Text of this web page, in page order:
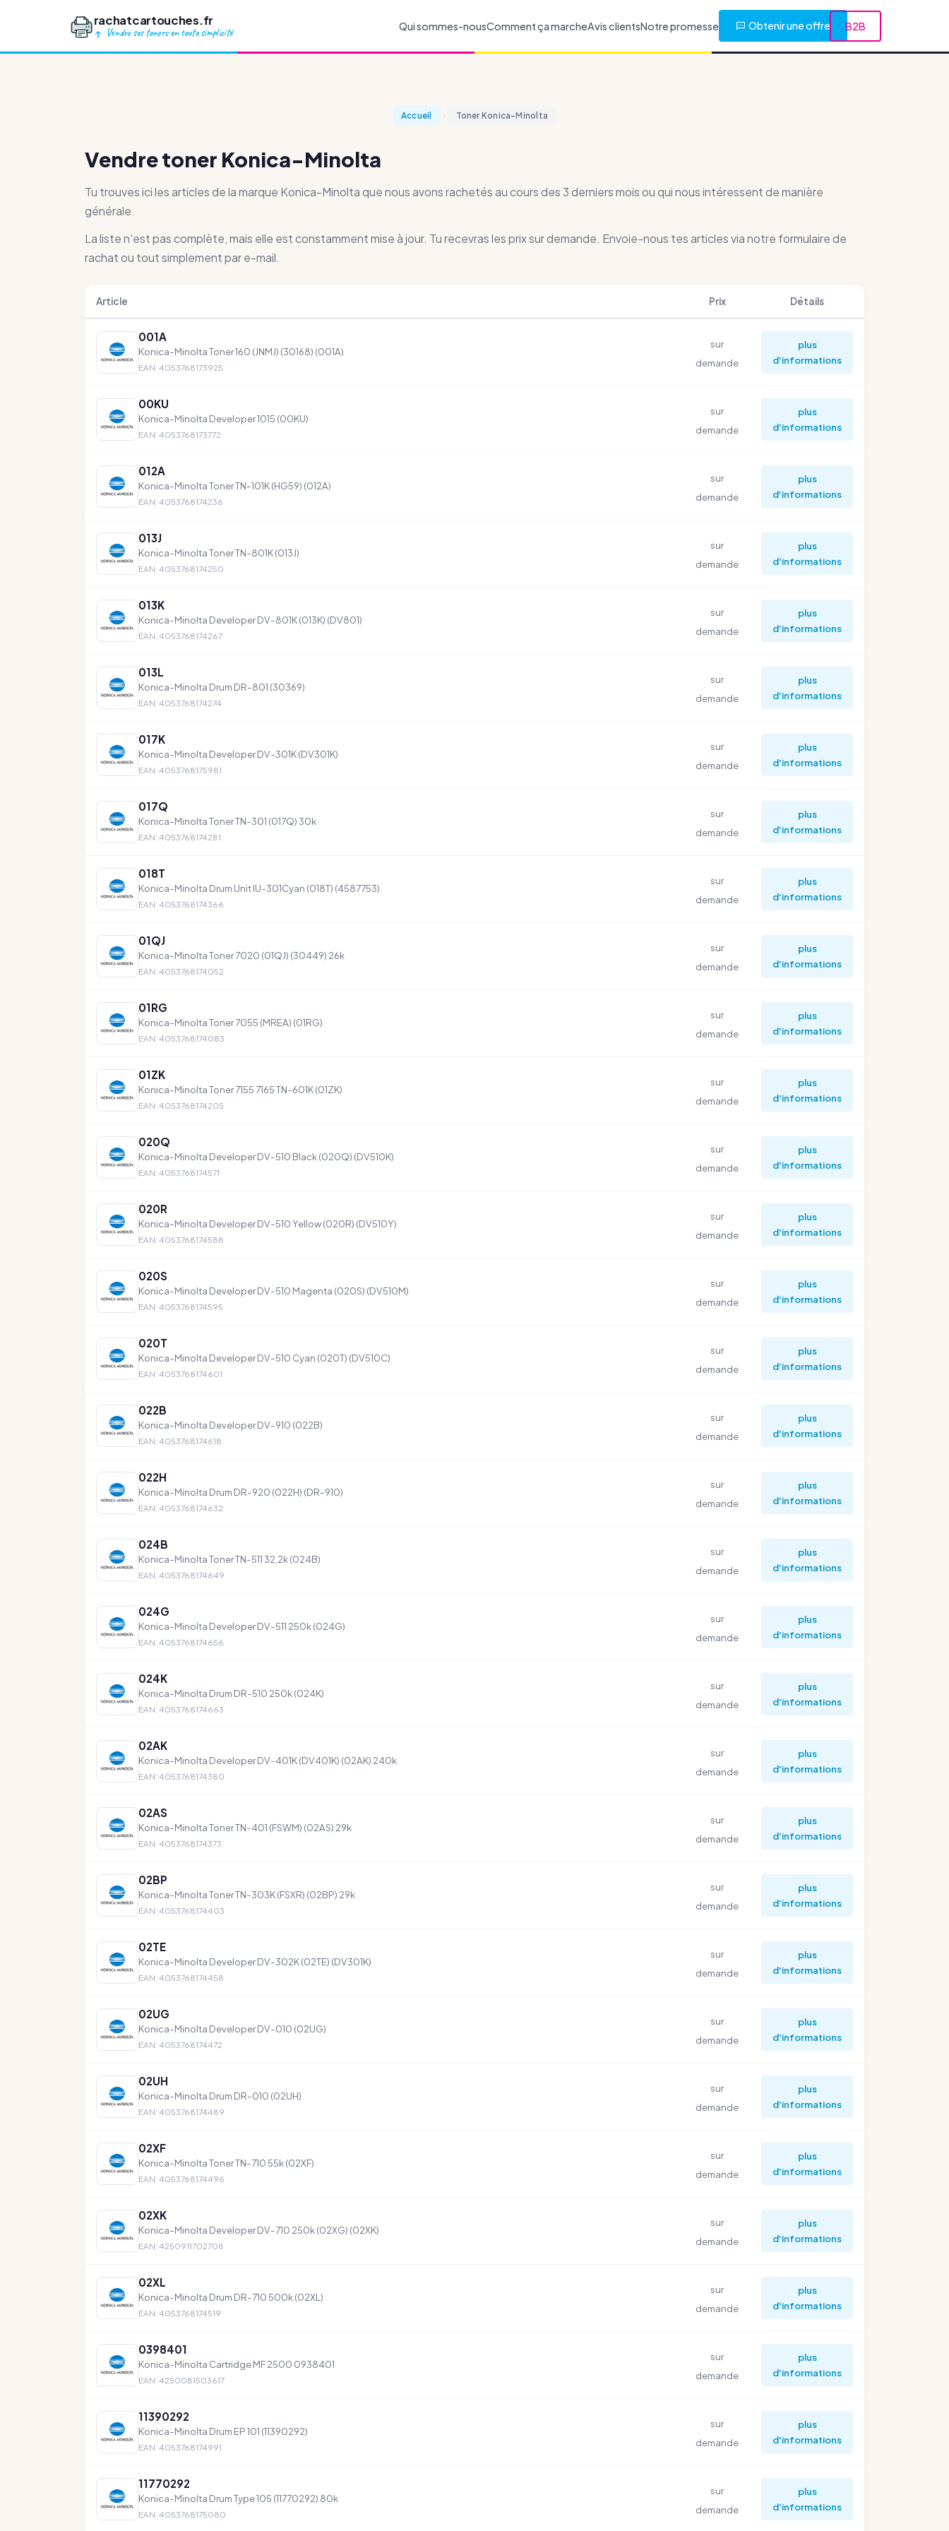
rachatcartouches.fr
Vendre ses toners en toute simplicité
Qui sommes-nousComment ça marcheAvis clientsNotre promesse Obtenir une offre B2B
Accueil Toner Konica-Minolta
Vendre toner Konica-Minolta
Tu trouves ici les articles de la marque Konica-Minolta que nous avons rachetés au cours des 3 derniers mois ou qui nous intéressent de manière
générale.
La liste n'est pas complète, mais elle est constamment mise à jour. Tu recevras les prix sur demande. Envoie-nous tes articles via notre formulaire de
rachat ou tout simplement par e-mail.
Article Prix Détails
001A
Konica-Minolta Toner 160 (JNMJ) (30168) (001A)
EAN: 4053768173925
sur
demande
plus
d'informations
00KU
Konica-Minolta Developer 1015 (00KU)
EAN: 4053768173772
sur
demande
plus
d'informations
012A
Konica-Minolta Toner TN-101K (HG59) (012A)
EAN: 4053768174236
sur
demande
plus
d'informations
013J
Konica-Minolta Toner TN-801K (013J)
EAN: 4053768174250
sur
demande
plus
d'informations
013K
Konica-Minolta Developer DV-801K (013K) (DV801)
EAN: 4053768174267
sur
demande
plus
d'informations
013L
Konica-Minolta Drum DR-801 (30369)
EAN: 4053768174274
sur
demande
plus
d'informations
017K
Konica-Minolta Developer DV-301K (DV301K)
EAN: 4053768175981
sur
demande
plus
d'informations
017Q
Konica-Minolta Toner TN-301 (017Q) 30k
EAN: 4053768174281
sur
demande
plus
d'informations
018T
Konica-Minolta Drum Unit IU-301Cyan (018T) (4587753)
EAN: 4053768174366
sur
demande
plus
d'informations
01QJ
Konica-Minolta Toner 7020 (01QJ) (30449) 26k
EAN: 4053768174052
sur
demande
plus
d'informations
01RG
Konica-Minolta Toner 7055 (MREA) (01RG)
EAN: 4053768174083
sur
demande
plus
d'informations
01ZK
Konica-Minolta Toner 7155 7165 TN-601K (01ZK)
EAN: 4053768174205
sur
demande
plus
d'informations
020Q
Konica-Minolta Developer DV-510 Black (020Q) (DV510K)
EAN: 4053768174571
sur
demande
plus
d'informations
020R
Konica-Minolta Developer DV-510 Yellow (020R) (DV510Y)
EAN: 4053768174588
sur
demande
plus
d'informations
020S
Konica-Minolta Developer DV-510 Magenta (020S) (DV510M)
EAN: 4053768174595
sur
demande
plus
d'informations
020T
Konica-Minolta Developer DV-510 Cyan (020T) (DV510C)
EAN: 4053768174601
sur
demande
plus
d'informations
022B
Konica-Minolta Developer DV-910 (022B)
EAN: 4053768174618
sur
demande
plus
d'informations
022H
Konica-Minolta Drum DR-920 (022H) (DR-910)
EAN: 4053768174632
sur
demande
plus
d'informations
024B
Konica-Minolta Toner TN-511 32,2k (024B)
EAN: 4053768174649
sur
demande
plus
d'informations
024G
Konica-Minolta Developer DV-511 250k (024G)
EAN: 4053768174656
sur
demande
plus
d'informations
024K
Konica-Minolta Drum DR-510 250k (024K)
EAN: 4053768174663
sur
demande
plus
d'informations
02AK
Konica-Minolta Developer DV-401K (DV401K) (02AK) 240k
EAN: 4053768174380
sur
demande
plus
d'informations
02AS
Konica-Minolta Toner TN-401 (FSWM) (02AS) 29k
EAN: 4053768174373
sur
demande
plus
d'informations
02BP
Konica-Minolta Toner TN-303K (FSXR) (02BP) 29k
EAN: 4053768174403
sur
demande
plus
d'informations
02TE
Konica-Minolta Developer DV-302K (02TE) (DV301K)
EAN: 4053768174458
sur
demande
plus
d'informations
02UG
Konica-Minolta Developer DV-010 (02UG)
EAN: 4053768174472
sur
demande
plus
d'informations
02UH
Konica-Minolta Drum DR-010 (02UH)
EAN: 4053768174489
sur
demande
plus
d'informations
02XF
Konica-Minolta Toner TN-710 55k (02XF)
EAN: 4053768174496
sur
demande
plus
d'informations
02XK
Konica-Minolta Developer DV-710 250k (02XG) (02XK)
EAN: 4250911702708
sur
demande
plus
d'informations
02XL
Konica-Minolta Drum DR-710 500k (02XL)
EAN: 4053768174519
sur
demande
plus
d'informations
0398401
Konica-Minolta Cartridge MF 2500 0938401
EAN: 4250081503617
sur
demande
plus
d'informations
11390292
Konica-Minolta Drum EP 101 (11390292)
EAN: 4053768174991
sur
demande
plus
d'informations
11770292
Konica-Minolta Drum Type 105 (11770292) 80k
EAN: 4053768175080
sur
demande
plus
d'informations